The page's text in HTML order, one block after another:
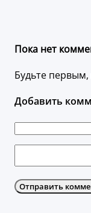
Пока нет
Будьте
Добавить
Отправить